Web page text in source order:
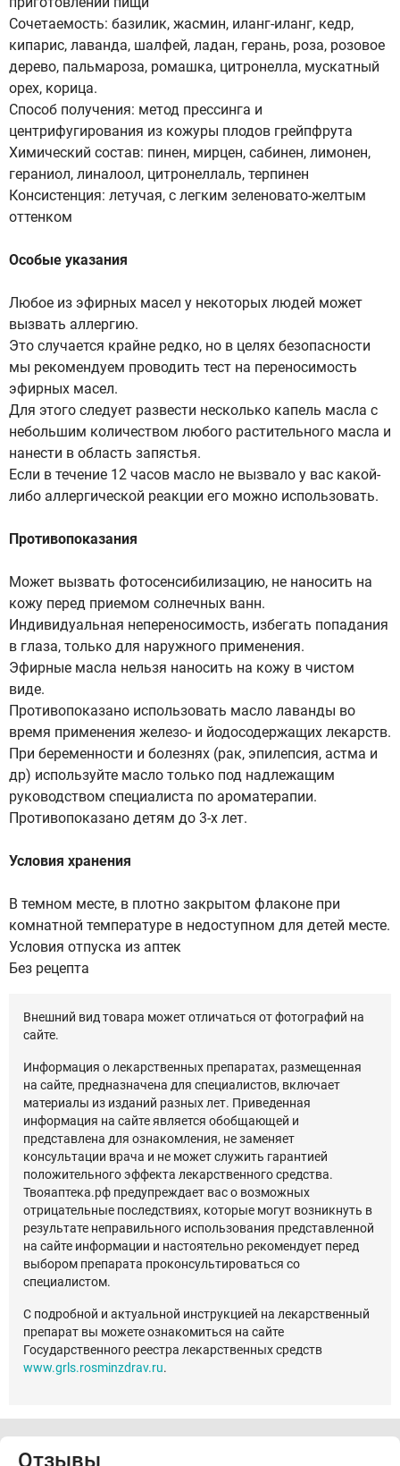
Сочетаемость: базилик, жасмин, иланг-иланг, кедр,
кипарис, лаванда, шалфей, ладан, герань, роза, розовое
дерево, пальмароза, ромашка, цитронелла, мускатный
орех, корица.
Способ получения: метод прессинга и
центрифугирования из кожуры плодов грейпфрута
Химический состав: пинен, мирцен, сабинен, лимонен,
гераниол, линалоол, цитронеллаль, терпинен
Консистенция: летучая, с легким зеленовато-желтым
оттенком
Особые указания
Любое из эфирных масел у некоторых людей может
вызвать аллергию.
Это случается крайне редко, но в целях безопасности
мы рекомендуем проводить тест на переносимость
эфирных масел.
Для этого следует развести несколько капель масла с
небольшим количеством любого растительного масла и
нанести в область запястья.
Если в течение 12 часов масло не вызвало у вас какой-
либо аллергической реакции его можно использовать.
Противопоказания
Может вызвать фотосенсибилизацию, не наносить на
кожу перед приемом солнечных ванн.
Индивидуальная непереносимость, избегать попадания
в глаза, только для наружного применения.
Эфирные маcла нельзя наносить на кожу в чистом
виде.
Противопоказано использовать масло лаванды во
время применения железо- и йодосодержащих лекарств.
При беременности и болезнях (рак, эпилепсия, астма и
др) используйте масло только под надлежащим
руководством специалиста по ароматерапии.
Противопоказано детям до 3-х лет.
Условия хранения
В темном месте, в плотно закрытом флаконе при
комнатной температуре в недоступном для детей месте.
Условия отпуска из аптек
Без рецепта
Внешний вид товара может отличаться от фотографий на
сайте.
Информация о лекарственных препаратах, размещенная
на сайте, предназначена для специалистов, включает
материалы из изданий разных лет. Приведенная
информация на сайте является обобщающей и
представлена для ознакомления, не заменяет
консультации врача и не может служить гарантией
положительного эффекта лекарственного средства.
Твояаптека.рф предупреждает вас о возможных
отрицательные последствиях, которые могут возникнуть в
результате неправильного использования представленной
на сайте информации и настоятельно рекомендует перед
выбором препарата проконсультироваться со
специалистом.
С подробной и актуальной инструкцией на лекарственный
препарат вы можете ознакомиться на сайте
Государственного реестра лекарственных средств
www.grls.rosminzdrav.ru.
Отзывы